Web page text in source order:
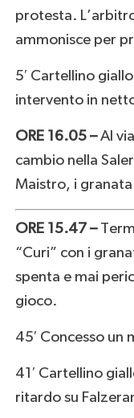
protesta.
ammonisce per
5′ Cartellino
intervento in
ORE 16.05 –Al
cambio nella
Maistro, i
ORE 15.47 –
“Curi” con i
spenta e mai
gioco.
45′ Concesso un
41′ Cartellino
ritardo su